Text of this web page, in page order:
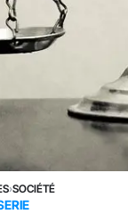
›SOCIÉTÉ